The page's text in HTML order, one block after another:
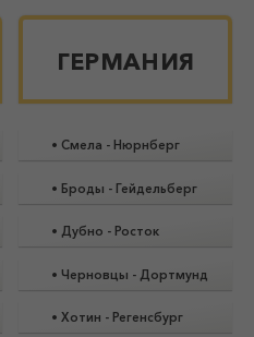
ГЕРМАНИЯ
• Смела - Нюрнберг
• Броды - Гейдельберг
• Дубно - Росток
• Черновцы - Дортмунд
• Хотин - Регенсбург